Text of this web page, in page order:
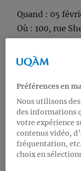
Quand : 05
Où : 100, rue
Qui : ouvert à
Nous espérons
Préférences en
Nous utilisons
des informations
votre expérience
contenus vidéo,
fréquentation,
choix en